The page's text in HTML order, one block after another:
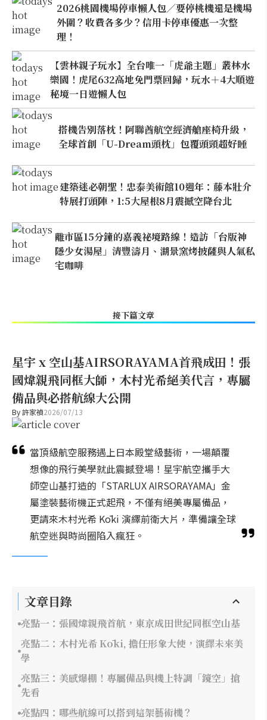
2026桃園機場停車懶人包／要停桃機還是機場
外圍？收費各多少？信用卡停車優惠一次整
理！
【雲林親子玩水】全台唯一「虎爺主題」叢林水
樂園！虎尾632高地免門票回歸，玩水＋4大順遊
秘境一日遊懶人包
搭機告別落枕！阿聯酋航空經濟艙座椅升級，
全球首創「U-Dream頭枕」包覆頭頸超好睡
建築迷必朝聖！忠泰美術館10週年：藤本壯介
特展打頭陣，1:5大屋根8月震撼空降台北
離市區15分鐘的嘉義祕境路線！造訪「台版神
隱少女湯屋」清豐濤月、湖景窯烤披薩與人氣私
宅咖啡
接下篇文章
星宇 x 空山基AIRSORAYAMA首飛成田！張
國煒親飛同框大師，木村光希絕美代言，專屬
備品與必搭航線大公開
By許家禎2026/07/13
當頂級航空服務遇上日本殿堂級藝術，一場顛覆
想像的飛行美學就此震撼登場！星宇航空攜手大
師空山基打造的「STARLUX AIRSORAYAMA」金
屬塗裝藝術機正式起飛，不僅有絕美專屬備品，
更請來木村光希 Kōki 演繹前衛大片，準備讓全球
航空迷與時尚圈陷入瘋狂。
文章目錄
亮點一：張國煒親飛首航，東京成田世紀同框空山基
亮點二：木村光希 Kōki, 擔任形象大使，演繹未來美
學
亮點三：美感爆棚！專屬備品與機上特調「鏡空」搶
先看
亮點四：哪些航線可以搭到這架藝術機？